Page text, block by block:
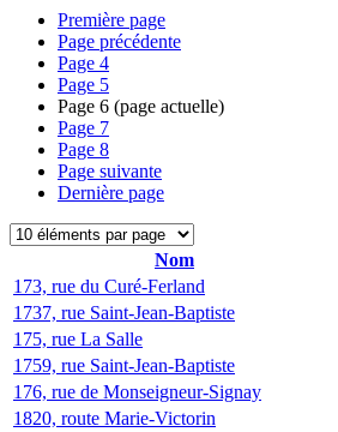
Première page
Page précédente
Page 4
Page 5
Page 6 (page actuelle)
Page 7
Page 8
Page suivante
Dernière page
Nom
173, rue du Curé-Ferland
1737, rue Saint-Jean-Baptiste
175, rue La Salle
1759, rue Saint-Jean-Baptiste
176, rue de Monseigneur-Signay
1820, route Marie-Victorin